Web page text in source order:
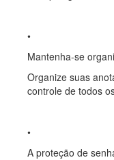
•
Mantenha-se
Organize suas
controle de todos
•
A proteção de